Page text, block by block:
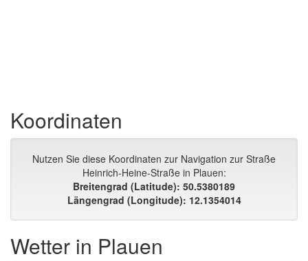
Koordinaten
Nutzen Sie diese Koordinaten zur Navigation zur Straße
Heinrich-Heine-Straße in Plauen:
Breitengrad (Latitude): 50.5380189
Längengrad (Longitude): 12.1354014
Wetter in Plauen